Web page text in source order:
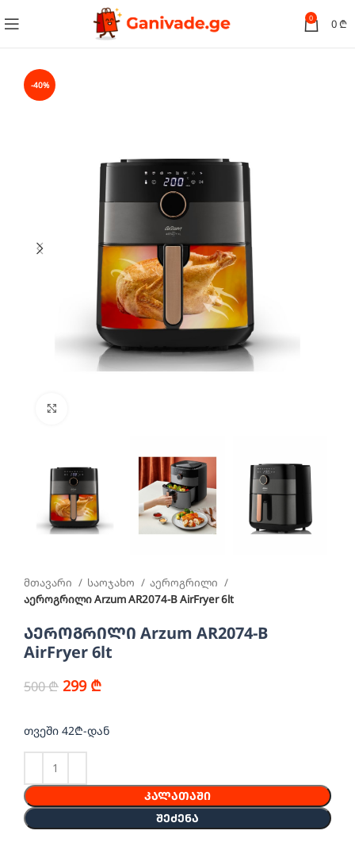
0 0 ₾
-40%
მთავარი საოჯახო
აეროგრილი
აეროგრილი Arzum AR2074-B AirFryer 6lt
აეროგრილი Arzum AR2074-B
AirFryer 6lt
500₾ 299 ₾
თვეში 42₾-დან
ᲙᲐᲚᲐᲗᲐᲨᲘ
ᲨᲔᲫᲔᲜᲐ